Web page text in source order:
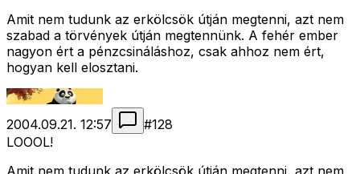
Amit nem tudunk az erkölcsök útján megtenni, azt nem
szabad a törvények útján megtennünk. A fehér ember
nagyon ért a pénzcsináláshoz, csak ahhoz nem ért,
hogyan kell elosztani.
2004.09.21. 12:57 #128
LOOOL!